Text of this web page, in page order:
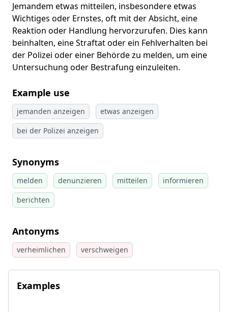
Jemandem etwas mitteilen, insbesondere etwas
Wichtiges oder Ernstes, oft mit der Absicht, eine
Reaktion oder Handlung hervorzurufen. Dies kann
beinhalten, eine Straftat oder ein Fehlverhalten bei
der Polizei oder einer Behörde zu melden, um eine
Untersuchung oder Bestrafung einzuleiten.
Example use
jemanden anzeigen
etwas anzeigen
bei der Polizei anzeigen
Synonyms
melden denunzieren mitteilen
informieren
berichten
Antonyms
verheimlichen verschweigen
Examples